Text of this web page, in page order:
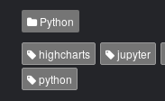
Python
highcharts jupyter
python